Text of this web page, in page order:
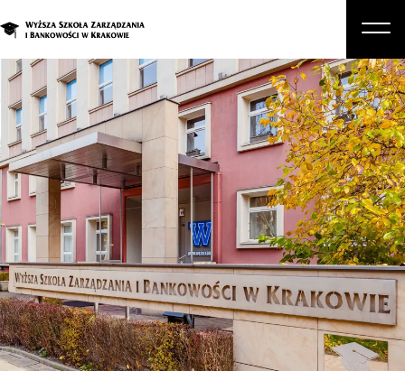
O nas
Studia
Studia podyplomowe i kursy
Kandydat
Student
Biznes
Zapisz się na studia